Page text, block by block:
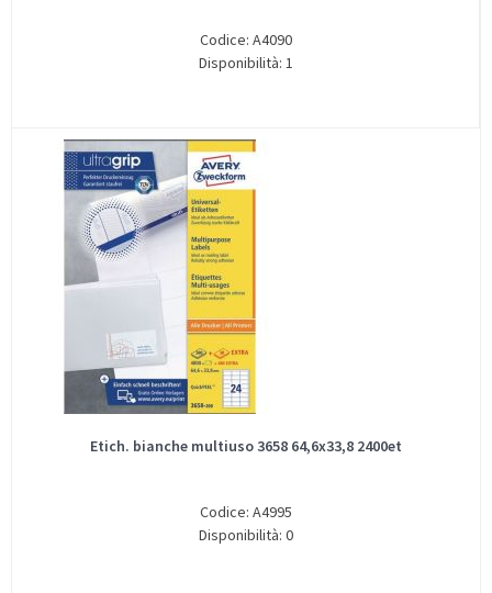
Codice: A4090
Disponibilità: 1
Etich. bianche multiuso 3658 64,6x33,8 2400et
Codice: A4995
Disponibilità: 0